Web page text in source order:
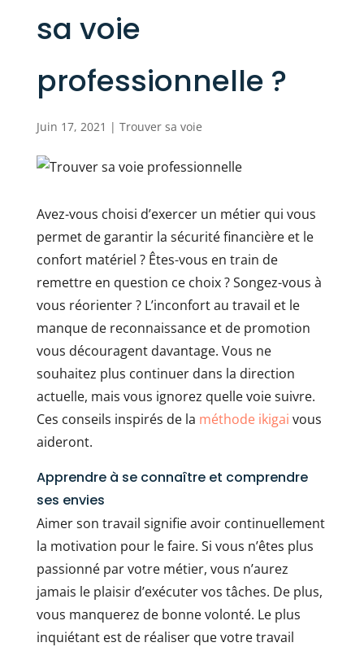
sa voie
professionnelle ?
Juin 17, 2021 | Trouver sa voie
Avez-vous choisi d’exercer un métier qui vous
permet de garantir la sécurité financière et le
confort matériel ? Êtes-vous en train de
remettre en question ce choix ? Songez-vous à
vous réorienter ? L’inconfort au travail et le
manque de reconnaissance et de promotion
vous découragent davantage. Vous ne
souhaitez plus continuer dans la direction
actuelle, mais vous ignorez quelle voie suivre.
Ces conseils inspirés de la méthode ikigai vous
aideront.
Apprendre à se connaître et comprendre
ses envies
Aimer son travail signifie avoir continuellement
la motivation pour le faire. Si vous n’êtes plus
passionné par votre métier, vous n’aurez
jamais le plaisir d’exécuter vos tâches. De plus,
vous manquerez de bonne volonté. Le plus
inquiétant est de réaliser que votre travail